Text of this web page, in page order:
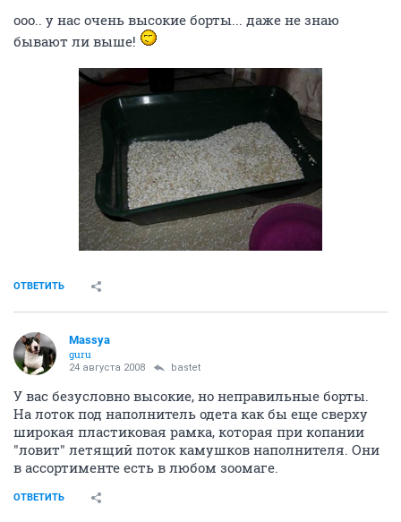
ооо.. у нас очень высокие борты... даже не знаю
бывают ли выше!
ОТВЕТИТЬ
Massya
guru
24 августа 2008 bastet
У вас безусловно высокие, но неправильные борты.
На лоток под наполнитель одета как бы еще сверху
широкая пластиковая рамка, которая при копании
"ловит" летящий поток камушков наполнителя. Они
в ассортименте есть в любом зоомаге.
ОТВЕТИТЬ